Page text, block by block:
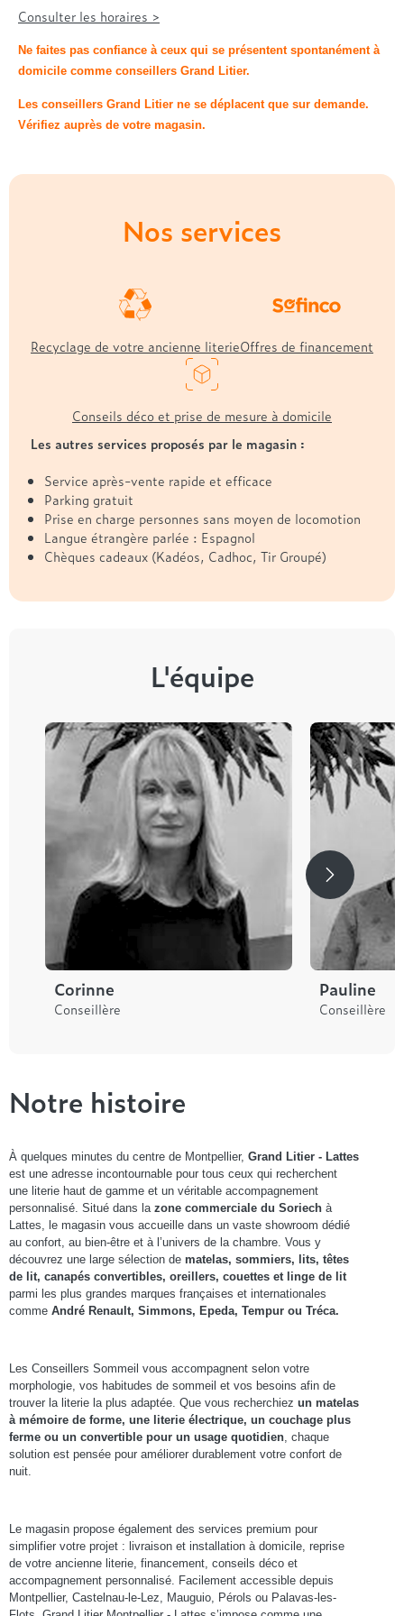
Consulter les horaires >
Ne faites pas confiance à ceux qui se présentent spontanément à
domicile comme conseillers Grand Litier.
Les conseillers Grand Litier ne se déplacent que sur demande.
Vérifiez auprès de votre magasin.
Nos services
Recyclage de votre ancienne literieOffres de financement
Conseils déco et prise de mesure à domicile
Les autres services proposés par le magasin :
Service après-vente rapide et efficace
Parking gratuit
Prise en charge personnes sans moyen de locomotion
Langue étrangère parlée : Espagnol
Chèques cadeaux (Kadéos, Cadhoc, Tir Groupé)
L'équipe
Corinne
Conseillère
Pauline
Conseillère
Notre histoire
À quelques minutes du centre de Montpellier, Grand Litier - Lattes
est une adresse incontournable pour tous ceux qui recherchent
une literie haut de gamme et un véritable accompagnement
personnalisé. Situé dans la zone commerciale du Soriech à
Lattes, le magasin vous accueille dans un vaste showroom dédié
au confort, au bien-être et à l’univers de la chambre. Vous y
découvrez une large sélection de matelas, sommiers, lits, têtes
de lit, canapés convertibles, oreillers, couettes et linge de lit
parmi les plus grandes marques françaises et internationales
comme André Renault, Simmons, Epeda, Tempur ou Tréca.
Les Conseillers Sommeil vous accompagnent selon votre
morphologie, vos habitudes de sommeil et vos besoins afin de
trouver la literie la plus adaptée. Que vous recherchiez un matelas
à mémoire de forme, une literie électrique, un couchage plus
ferme ou un convertible pour un usage quotidien , chaque
solution est pensée pour améliorer durablement votre confort de
nuit.
Le magasin propose également des services premium pour
simplifier votre projet : livraison et installation à domicile, reprise
de votre ancienne literie, financement, conseils déco et
accompagnement personnalisé. Facilement accessible depuis
Montpellier, Castelnau-le-Lez, Mauguio, Pérols ou Palavas-les-